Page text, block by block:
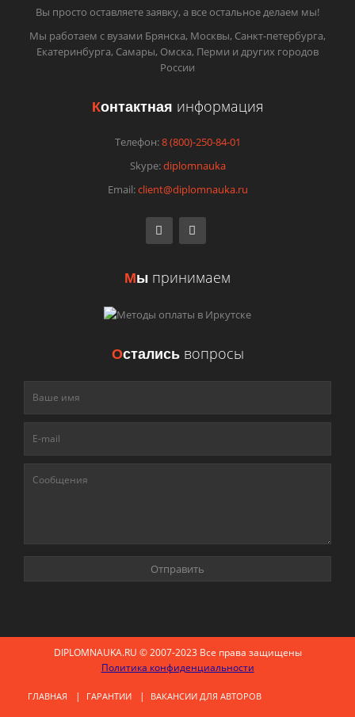
Вы просто оставляете заявку, а все остальное делаем мы!
Мы работаем с вузами Брянска, Москвы, Санкт-петербурга,
Екатеринбурга, Самары, Омска, Перми и других городов
России
Контактная информация
Телефон:8 (800)-250-84-01
Skype:diplomnauka
Email:client@diplomnauka.ru
Мы принимаем
Остались вопросы
DIPLOMNAUKA.RU © 2007-2023 Все права защищены
Политика конфиденциальности
ГЛАВНАЯ ГАРАНТИИ ВАКАНСИИ ДЛЯ АВТОРОВ